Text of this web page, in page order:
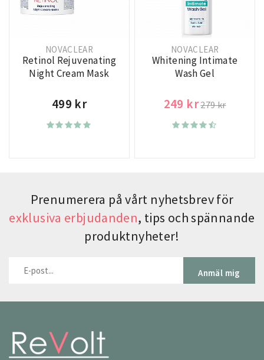
NOVACLEAR
Retinol Rejuvenating
Night Cream Mask
499 kr
NOVACLEAR
Whitening Intimate
Wash Gel
249 kr279 kr
Prenumerera på vårt nyhetsbrev för
exklusiva erbjudanden, tips och spännande
produktnyheter!
Anmäl mig